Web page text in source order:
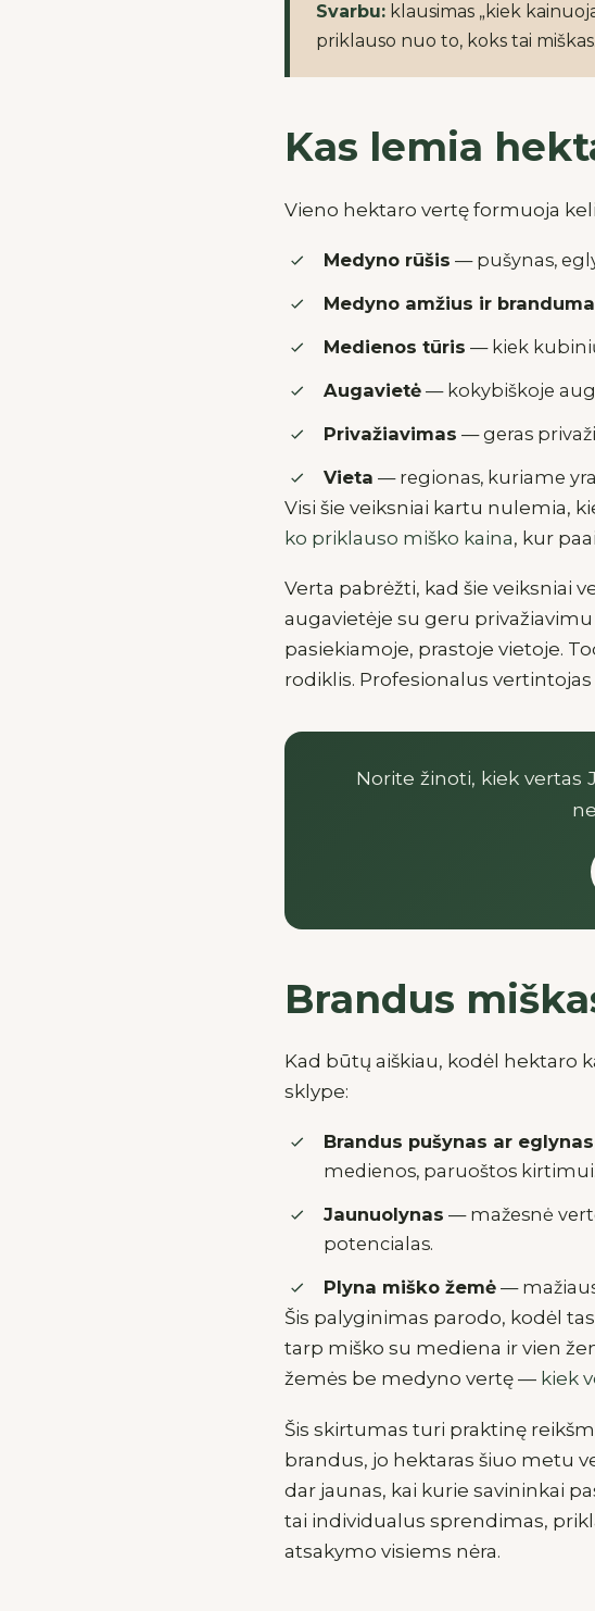
Svarbu: klausimas „kiek
priklauso nuo to, koks tai
Kas lemia
Vieno hektaro vertę formuoja
Medyno rūšis — pušynas,
Medyno amžius ir
Medienos tūris — kiek
Augavietė — kokybiškoje
Privažiavimas — geras
Vieta — regionas, kuriame
Visi šie veiksniai kartu nulemia,
ko priklauso miško kaina, kur
Verta pabrėžti, kad šie veiksniai
augavietėje su geru
pasiekiamoje, prastoje vietoje.
rodiklis. Profesionalus
Norite žinoti, kiek vertas
Brandus
Kad būtų aiškiau, kodėl hektaro
sklype:
Brandus pušynas ar eglynas
medienos, paruoštos kirtimui.
Jaunuolynas — mažesnė
potencialas.
Plyna miško žemė —
Šis palyginimas parodo, kodėl
tarp miško su mediena ir vien
žemės be medyno vertę — kiek
Šis skirtumas turi praktinę
brandus, jo hektaras šiuo metu
dar jaunas, kai kurie savininkai
tai individualus sprendimas,
atsakymo visiems nėra.